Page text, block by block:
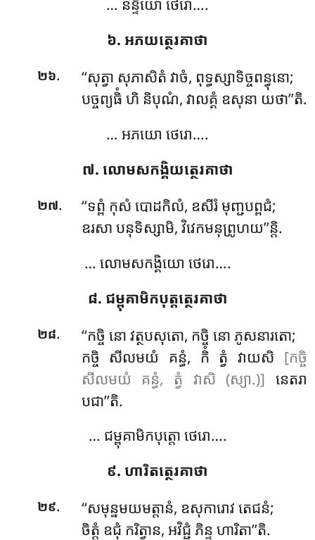
… នន្ទិយោ ថេរោ….
៦. អភយត្ថេរគាថា
២៦.
‘‘សុត្វា សុភាសិតំ វាចំ, ពុទ្ធស្សាទិច្ចពន្ធុនោ;
បច្ចព្យធិំ ហិ និបុណំ, វាលគ្គំ ឧសុនា យថា’’តិ.
… អភយោ ថេរោ….
៧. លោមសកង្គិយត្ថេរគាថា
២៧. ‘‘ទព្ពំ កុសំ បោដកិលំ, ឧសីរំ មុញ្ជបព្ពជំ;
ឧរសា បនុទិស្សាមិ, វិវេកមនុព្រូហយ’’ន្តិ.
… លោមសកង្គិយោ ថេរោ….
៨. ជម្ពុគាមិកបុត្តត្ថេរគាថា
២៨. ‘‘កច្ចិ នោ វត្ថបសុតោ, កច្ចិ នោ ភូសនារតោ;
កច្ចិ សីលមយំ គន្ធំ, កិំ ត្វំ វាយសិ [កច្ចិ
សីលមយំ គន្ធំ, ត្វំ វាសិ (ស្យា.)] នេតរា
បជា’’តិ.
… ជម្ពុគាមិកបុត្តោ ថេរោ….
៩. ហារិតត្ថេរគាថា
២៩.
‘‘សមុន្នមយមត្តានំ, ឧសុការោវ តេជនំ;
ចិត្តំ ឧជុំ ករិត្វាន, អវិជ្ជំ ភិន្ទ ហារិតា’’តិ.